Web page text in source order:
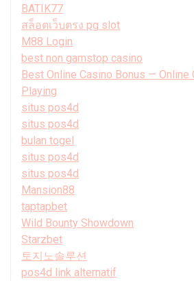
BATIK77
สล็อตเว็บตรง pg slot
M88 Login
best non gamstop casino
Best Online Casino Bonus — Online
Playing
situs pos4d
situs pos4d
bulan togel
situs pos4d
situs pos4d
Mansion88
taptapbet
Wild Bounty Showdown
Starzbet
토지노솔루션
pos4d link alternatif